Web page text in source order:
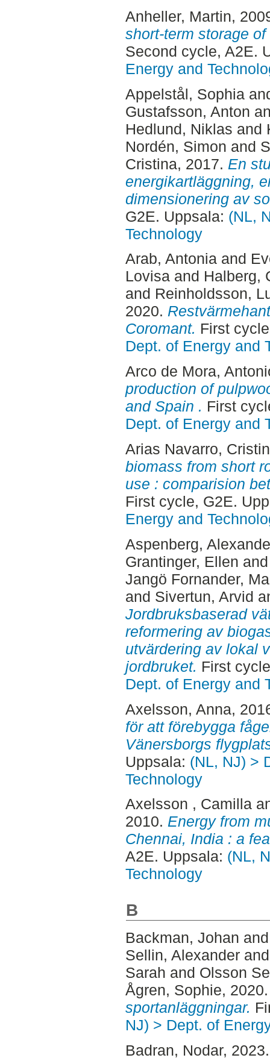
Anheller, Martin,
short-term storage
Second cycle, A2E.
Energy and
Appelstål, Sophia
Gustafsson, Anton
Hedlund, Niklas and
Nordén, Simon and
Cristina, 2017. En
energikartläggning,
dimensionering av
G2E. Uppsala: (NL,
Technology
Arab, Antoniaand
Lovisaand Halberg,
and Reinholdsson,
2020.
Coromant. First
Dept. of Energy and
Arco de Mora,
production of
and Spain . First
Dept. of Energy and
Arias Navarro,
biomass from short
use : comparision
First cycle, G2E.
Energy and
Aspenberg,
Grantinger, Ellen
Jangö Fornander,
and Sivertun, Arvid
Jordbruksbaserad
reformering av
utvärdering av lokal
jordbruket. First
Dept. of Energy and
Axelsson, Anna,
för att förebygga
Vänersborgs
Uppsala: (NL, NJ) >
Technology
Axelsson , Camilla
2010. Energy from
Chennai, India : a
A2E. Uppsala: (NL,
Technology
B
Backman, Johan
Sellin, Alexander
Sarah and Olsson
Ågren, Sophie,
sportanläggningar.
NJ) > Dept. of
Badran, Nodar,